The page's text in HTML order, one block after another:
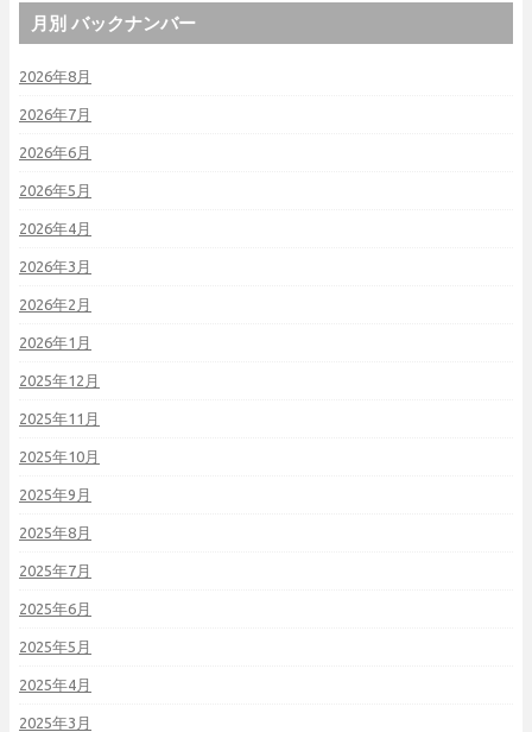
月別 バックナンバー
2026年8月
2026年7月
2026年6月
2026年5月
2026年4月
2026年3月
2026年2月
2026年1月
2025年12月
2025年11月
2025年10月
2025年9月
2025年8月
2025年7月
2025年6月
2025年5月
2025年4月
2025年3月